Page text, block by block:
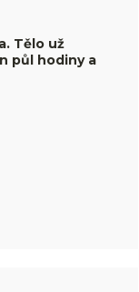
Tělo už
půl hodiny a